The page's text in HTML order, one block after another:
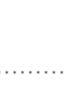
＊＊＊＊＊＊＊